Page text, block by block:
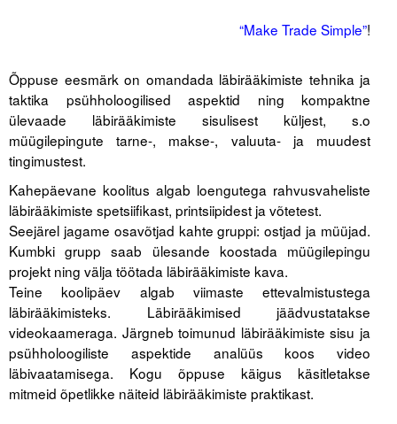
Kalender
ICC Eesti
Tegevused
Publikatsioonid
Arvamus
Viidad
ICC WBO
ICC komisjonid
Digiraamatukogu
“Make Trade Simple”!
Õppuse eesmärk on omandada läbirääkimiste tehnika ja
taktika psühholoogilised aspektid ning kompaktne
ülevaade läbirääkimiste sisulisest küljest, s.o
müügilepingute tarne-, makse-, valuuta- ja muudest
tingimustest.
Kahepäevane koolitus algab loengutega rahvusvaheliste
läbirääkimiste spetsiifikast, printsiipidest ja võtetest.
Seejärel jagame osavõtjad kahte gruppi: ostjad ja müüjad.
Kumbki grupp saab ülesande koostada müügilepingu
projekt ning välja töötada läbirääkimiste kava.
Teine koolipäev algab viimaste ettevalmistustega
läbirääkimisteks. Läbirääkimised jäädvustatakse
videokaameraga. Järgneb toimunud läbirääkimiste sisu ja
psühholoogiliste aspektide analüüs koos video
läbivaatamisega. Kogu õppuse käigus käsitletakse
mitmeid õpetlikke näiteid läbirääkimiste praktikast.